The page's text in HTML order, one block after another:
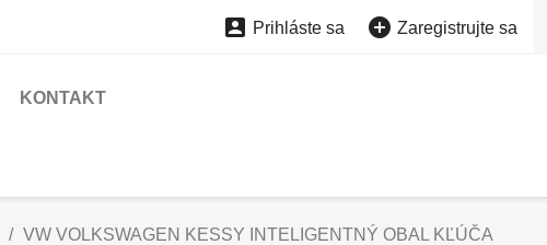
 Prihláste sa  Zaregistrujte sa
KONTAKT
VW VOLKSWAGEN KESSY INTELIGENTNÝ OBAL KĽÚČA